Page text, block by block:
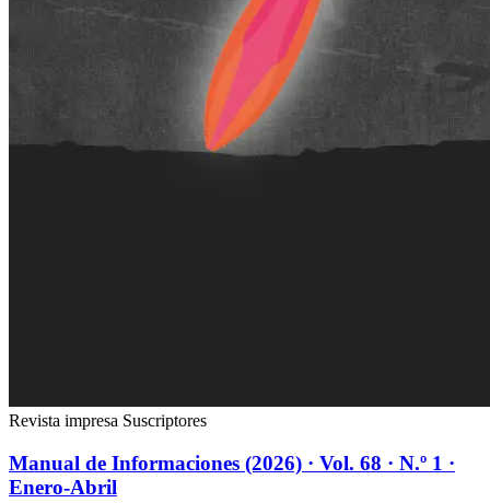
Revista impresa Suscriptores
Manual de Informaciones (2026) · Vol. 68 · N.º 1 ·
Enero-Abril